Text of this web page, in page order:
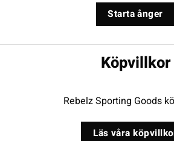
Starta ånger
Köpvillkor
Rebelz Sporting Goods
Läs våra